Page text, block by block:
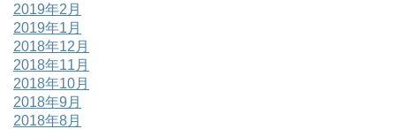
2019年2月
2019年1月
2018年12月
2018年11月
2018年10月
2018年9月
2018年8月